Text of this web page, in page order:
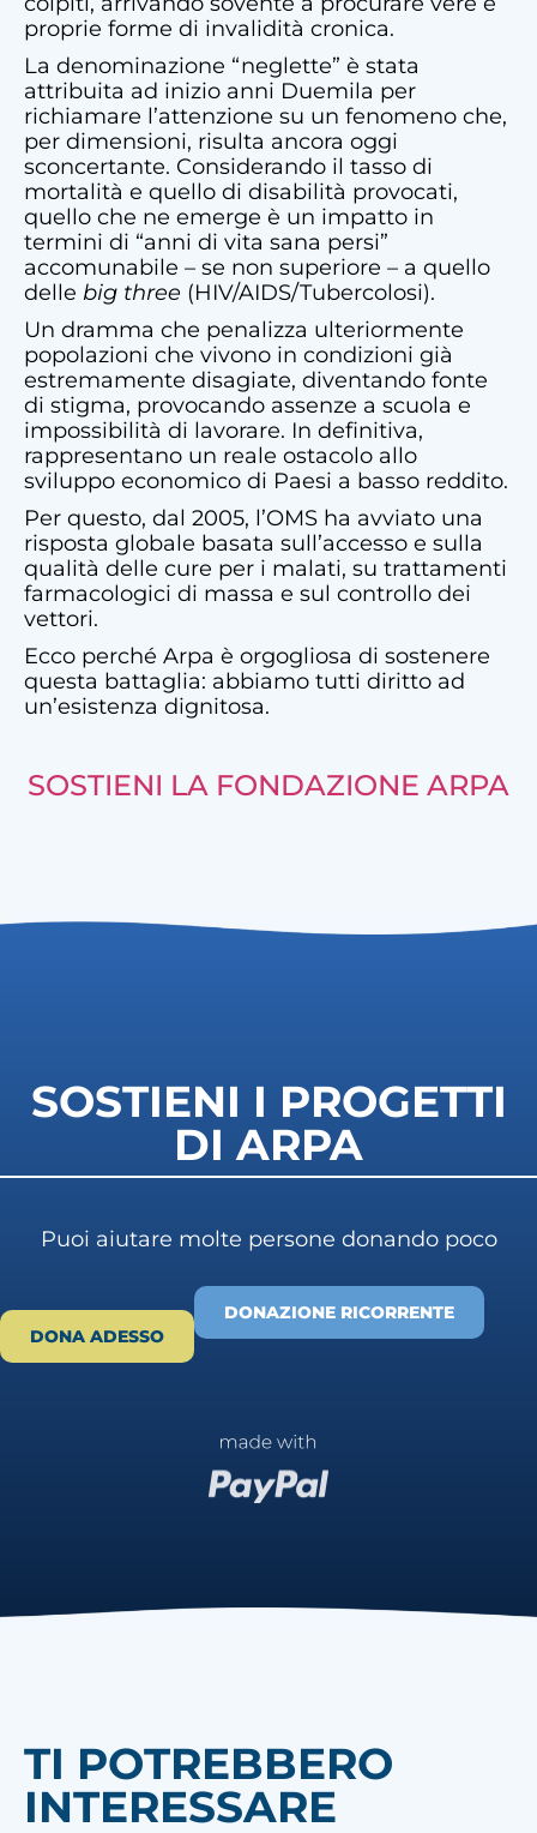
proprie forme di invalidità cronica.
La denominazione “neglette” è stata
attribuita ad inizio anni Duemila per
richiamare l’attenzione su un fenomeno che,
per dimensioni, risulta ancora oggi
sconcertante. Considerando il tasso di
mortalità e quello di disabilità provocati,
quello che ne emerge è un impatto in
termini di “anni di vita sana persi”
accomunabile – se non superiore – a quello
delle big three (HIV/AIDS/Tubercolosi).
Un dramma che penalizza ulteriormente
popolazioni che vivono in condizioni già
estremamente disagiate, diventando fonte
di stigma, provocando assenze a scuola e
impossibilità di lavorare. In definitiva,
rappresentano un reale ostacolo allo
sviluppo economico di Paesi a basso reddito.
Per questo, dal 2005, l’OMS ha avviato una
risposta globale basata sull’accesso e sulla
qualità delle cure per i malati, su trattamenti
farmacologici di massa e sul controllo dei
vettori.
Ecco perché Arpa è orgogliosa di sostenere
questa battaglia: abbiamo tutti diritto ad
un’esistenza dignitosa.
SOSTIENI LA FONDAZIONE ARPA
SOSTIENI I PROGETTI
DI ARPA
Puoi aiutare molte persone donando poco
DONA ADESSO
DONAZIONE RICORRENTE
TI POTREBBERO
INTERESSARE